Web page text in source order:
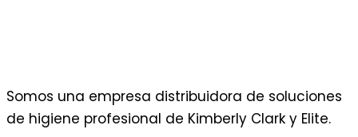
Somos una empresa distribuidora de soluciones
de higiene profesional de Kimberly Clark y Elite.